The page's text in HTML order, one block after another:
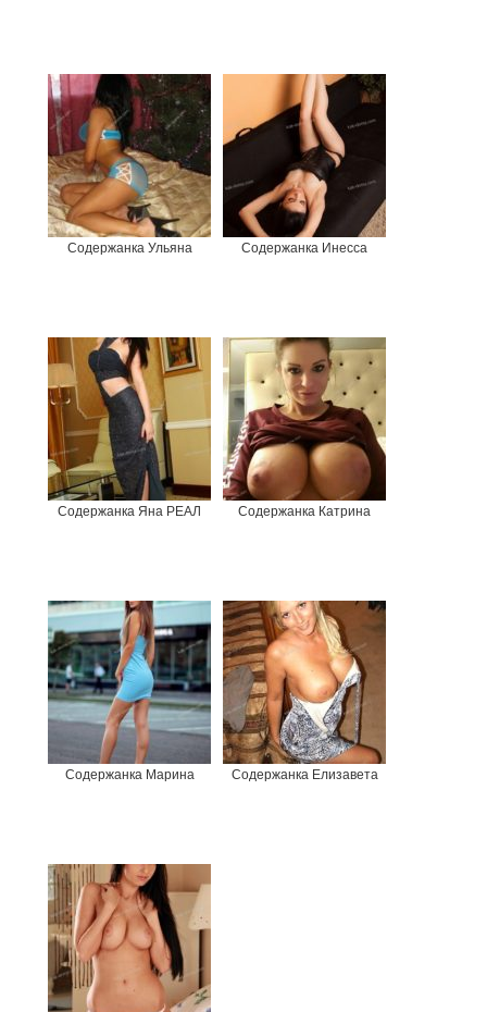
Содержанка Ульяна Содержанка Инесса
Содержанка Яна РЕАЛ Содержанка Катрина
Содержанка Марина Содержанка Елизавета